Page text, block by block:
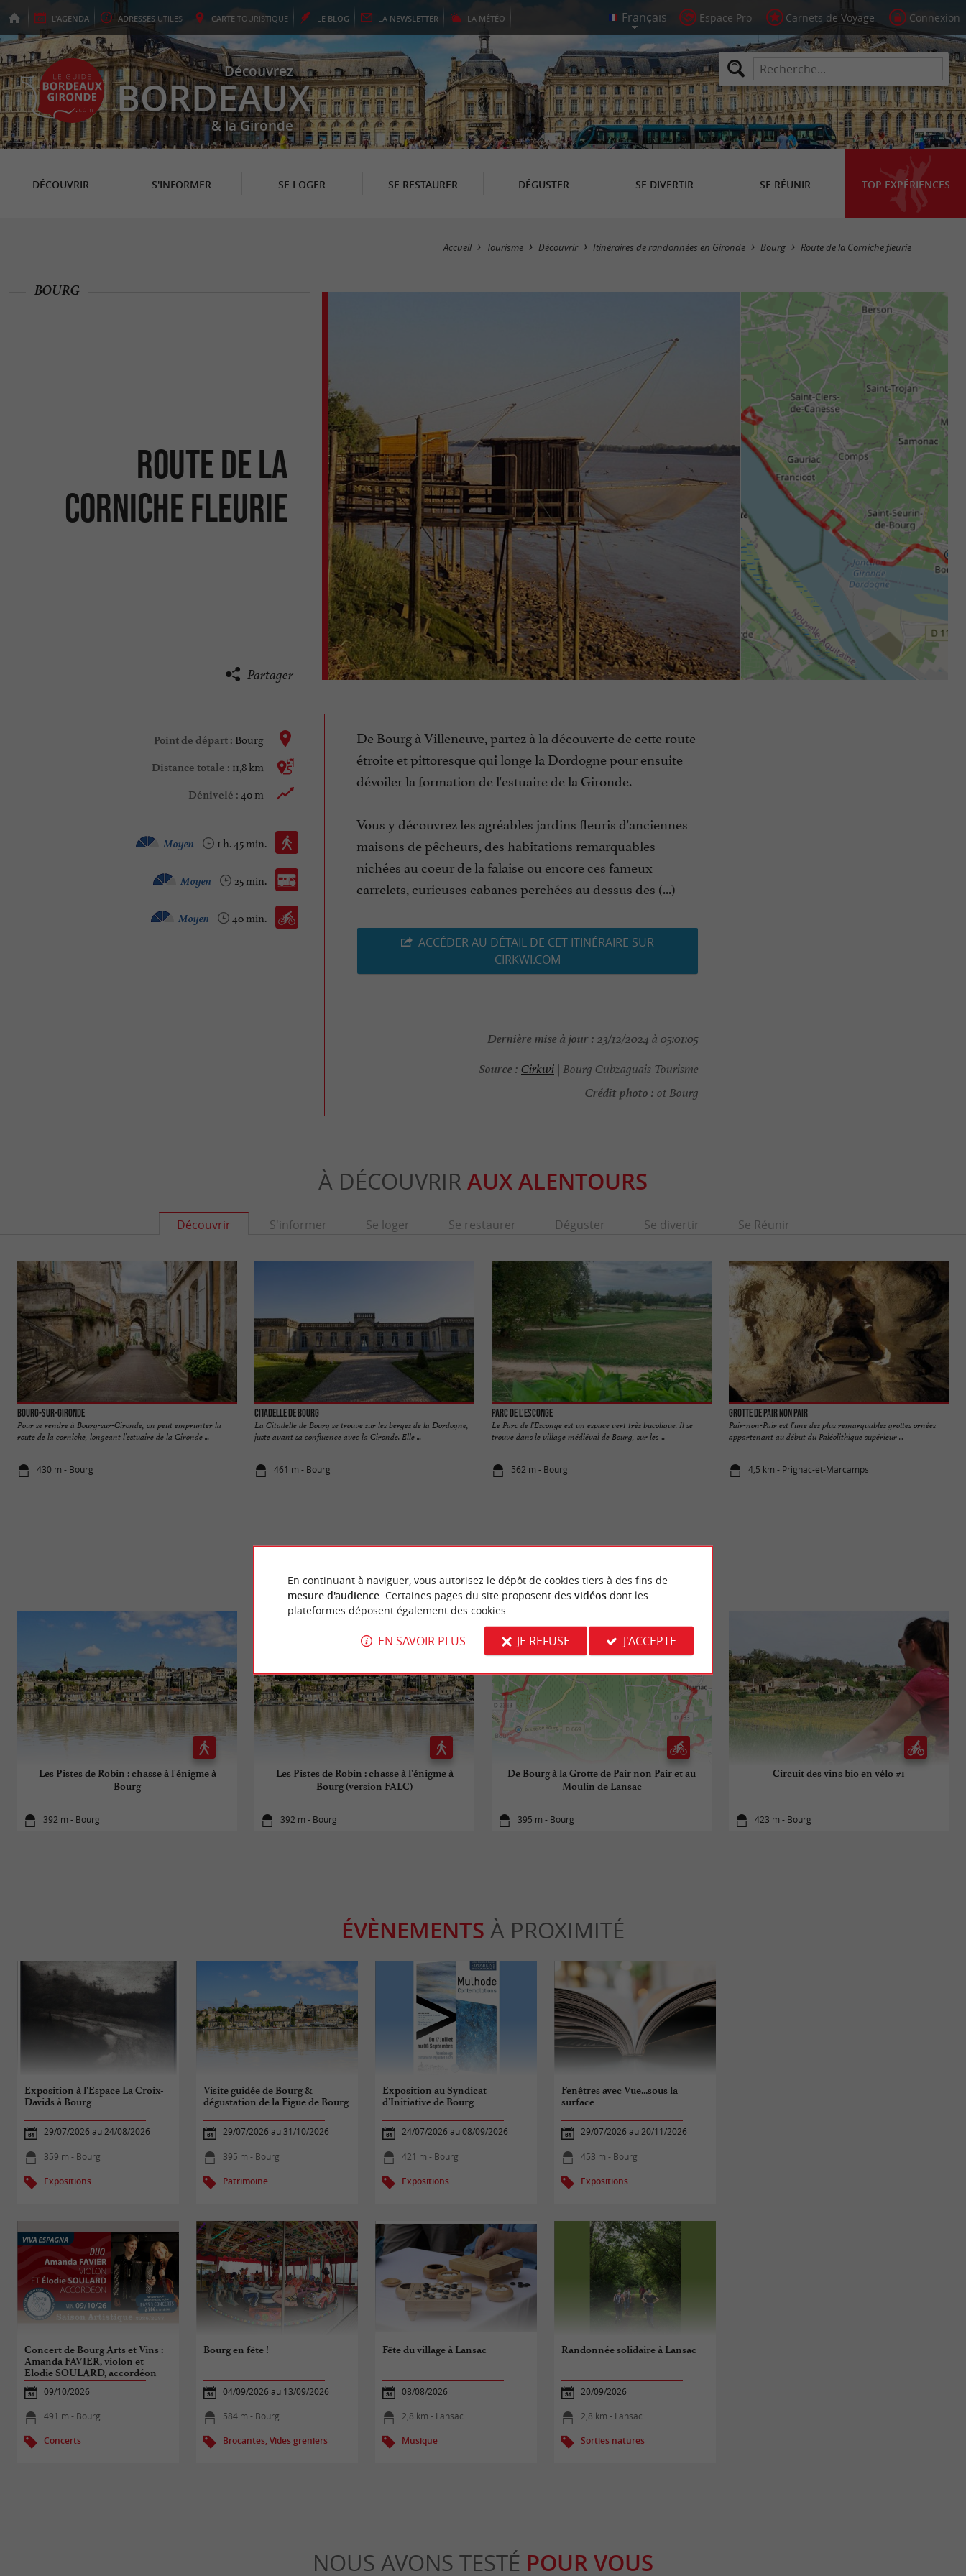
L'AGENDA ADRESSES UTILES CARTE TOURISTIQUE LE BLOG LA NEWSLETTER LA MÉTÉO Espace Pro Carnets de Voyage Connexion
Découvrez
BORDEAUX
& la Gironde
DÉCOUVRIR S'INFORMER SE LOGER SE RESTAURER DÉGUSTER SE DIVERTIR SE RÉUNIR TOP EXPÉRIENCES
Accueil Tourisme Découvrir Itinéraires de randonnées en Gironde Bourg Route de la Corniche fleurie
Route de la
Corniche fleurie
BOURG
Partager
Point de départ : Bourg
Distance totale : 11,8 km
Dénivelé : 40 m
Marche à pied :
1 h. 45 min.
Moyen
Camping car :
25 min.
Moyen
Vélo / route :
40 min.
Moyen
De Bourg à Villeneuve, partez à la découverte de cette route
étroite et pittoresque qui longe la Dordogne pour ensuite
dévoiler la formation de l'estuaire de la Gironde.
Vous y découvrez les agréables jardins fleuris d'anciennes
maisons de pêcheurs, des habitations remarquables
nichées au coeur de la falaise ou encore ces fameux
carrelets, curieuses cabanes perchées au dessus des (...)
ACCÉDER AU DÉTAIL DE CET ITINÉRAIRE SUR
CIRKWI.COM
Dernière mise à jour : 23/12/2024 à 05:01:05
Source : Cirkwi| Bourg Cubzaguais Tourisme
Crédit photo : ot Bourg
À DÉCOUVRIR AUX ALENTOURS
Découvrir S'informer Se loger Se restaurer Déguster Se divertir Se Réunir
Bourg-sur-Gironde
Pour se rendre à Bourg-sur-Gironde, on peut emprunter la
route de la corniche, longeant l’estuaire de la Gironde ...
430 m - Bourg
Citadelle de Bourg
La Citadelle de Bourg se trouve sur les berges de la Dordogne,
juste avant sa confluence avec la Gironde. Elle ...
461 m - Bourg
Parc de l'Esconge
Le Parc de l’Esconge est un espace vert très bucolique. Il se
trouve dans le village médiéval de Bourg, sur les ...
562 m - Bourg
Grotte de Pair non Pair
Pair-non-Pair est l’une des plus remarquables grottes ornées
appartenant au début du Paléolithique supérieur ...
4,5 km - Prignac-et-Marcamps
VOUS AIMEREZAUSSI
Les Pistes de Robin : chasse à l'énigme à
Bourg
392 m - Bourg
Les Pistes de Robin : chasse à l'énigme à
Bourg (version FALC)
392 m - Bourg
De Bourg à la Grotte de Pair non Pair et au
Moulin de Lansac
395 m - Bourg
Circuit des vins bio en vélo #1
423 m - Bourg
ÉVÈNEMENTS À PROXIMITÉ
Exposition à l'Espace La Croix-
Davids à Bourg
29/07/2026 au 24/08/2026
359 m - Bourg
Expositions
Visite guidée de Bourg &
dégustation de la Figue de Bourg
29/07/2026 au 31/10/2026
395 m - Bourg
Patrimoine
Exposition au Syndicat
d'Initiative de Bourg
24/07/2026 au 08/09/2026
421 m - Bourg
Expositions
Fenêtres avec Vue...sous la
surface
29/07/2026 au 20/11/2026
453 m - Bourg
Expositions
Concert de Bourg Arts et Vins :
Amanda FAVIER, violon et
Elodie SOULARD, accordéon
09/10/2026
491 m - Bourg
Concerts
Bourg en fête !
04/09/2026 au 13/09/2026
584 m - Bourg
Brocantes, Vides greniers
Fête du village à Lansac
08/08/2026
2,8 km - Lansac
Musique
Randonnée solidaire à Lansac
20/09/2026
2,8 km - Lansac
Sorties natures
NOUS AVONS TESTÉ POUR VOUS
En continuant à naviguer, vous autorisez le dépôt de cookies tiers à des fins de
mesure d'audience. Certaines pages du site proposent des vidéosdont les
plateformes déposent également des cookies.
EN SAVOIR PLUS JE REFUSE J'ACCEPTE